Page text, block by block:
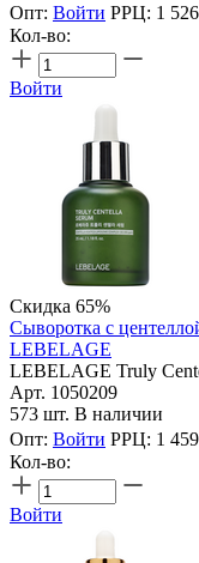
Опт: Войти РРЦ: 1 526
Кол-во:
Войти
Скидка 65%
Сыворотка с
LEBELAGE
LEBELAGE Truly
Арт. 1050209
573 шт. В наличии
Опт: Войти РРЦ: 1 459
Кол-во:
Войти